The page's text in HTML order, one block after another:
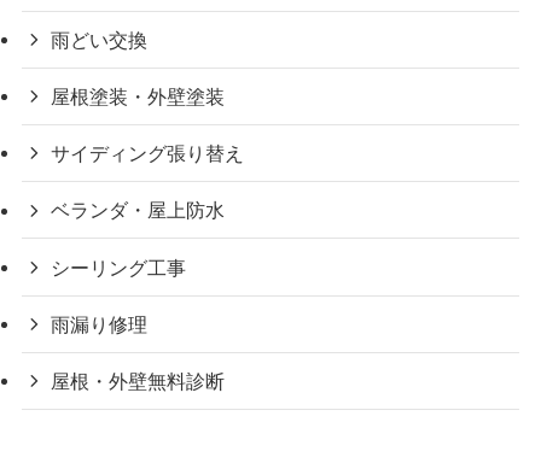
雨どい交換
屋根塗装・外壁塗装
サイディング張り替え
ベランダ・屋上防水
シーリング工事
雨漏り修理
屋根・外壁無料診断